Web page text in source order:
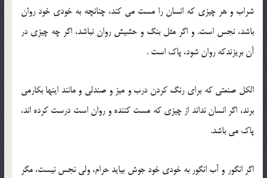
شراب و هر چیزی که انسان را مست می کند، چنانچه به خودی خود روان
باشد، نجس است. و اگر مثل بنگ و حشیش روان نباشد، اگر چه چیزی در
آن بریزندکه روان شود، پاک است .
الکل صنعتی که برای رنگ کردن درب و میز و صندلی و مانند اینها بکارمی
برند، اگر انسان نداند از چیزی که مست کننده و روان است درست کرده اند،
پاک می باشد.
اگر انگور و آب انگور به خودی خود جوش بیاید حرام، ولی نجس نیست، مگر